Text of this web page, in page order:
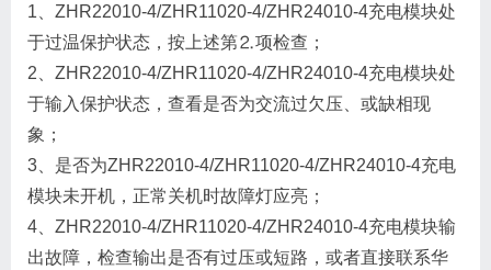
1、ZHR22010-4/ZHR11020-4/ZHR24010-4充电模块处
于过温保护状态，按上述第⒉项检查；
2、ZHR22010-4/ZHR11020-4/ZHR24010-4充电模块处
于输入保护状态，查看是否为交流过欠压、或缺相现
象；
3、是否为ZHR22010-4/ZHR11020-4/ZHR24010-4充电
模块未开机，正常关机时故障灯应亮；
4、ZHR22010-4/ZHR11020-4/ZHR24010-4充电模块输
出故障，检查输出是否有过压或短路，或者直接联系华